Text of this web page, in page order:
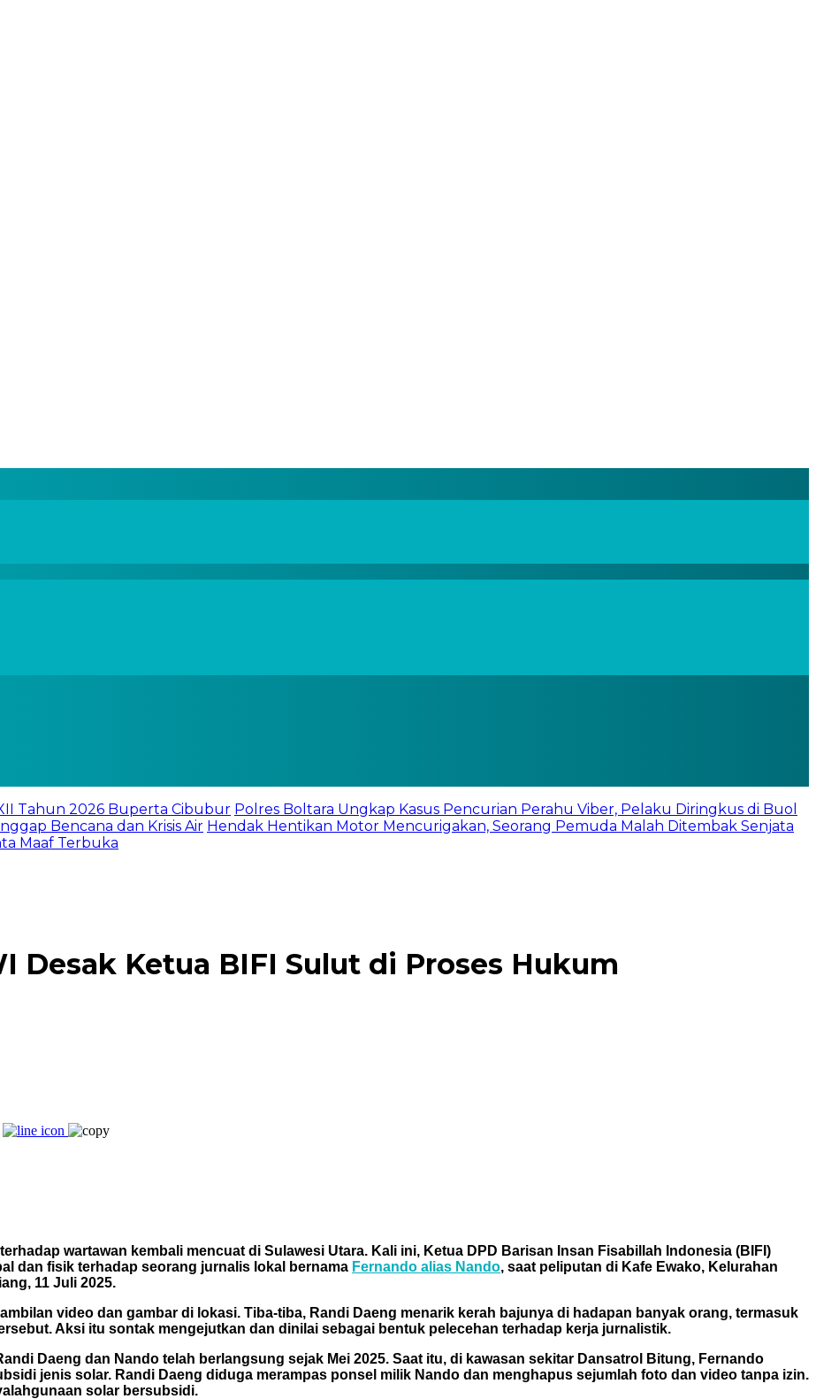
Tahun 2026 Buperta Cibubur Polres Boltara Ungkap Kasus Pencurian Perahu Viber, Pelaku Diringkus di Buol
Bencana dan Krisis Air Hendak Hentikan Motor Mencurigakan, Seorang Pemuda Malah Ditembak Senjata
Maaf Terbuka
Desak Ketua BIFI Sulut di Proses Hukum
wartawan kembali mencuat di Sulawesi Utara. Kali ini, Ketua DPD Barisan Insan Fisabillah Indonesia (BIFI)
dan fisik terhadap seorang jurnalis lokal bernama Fernando alias Nando, saat peliputan di Kafe Ewako, Kelurahan
11 Juli 2025.
video dan gambar di lokasi. Tiba-tiba, Randi Daeng menarik kerah bajunya di hadapan banyak orang, termasuk
Aksi itu sontak mengejutkan dan dinilai sebagai bentuk pelecehan terhadap kerja jurnalistik.
Daeng dan Nando telah berlangsung sejak Mei 2025. Saat itu, di kawasan sekitar Dansatrol Bitung, Fernando
jenis solar. Randi Daeng diduga merampas ponsel milik Nando dan menghapus sejumlah foto dan video tanpa izin.
solar bersubsidi.